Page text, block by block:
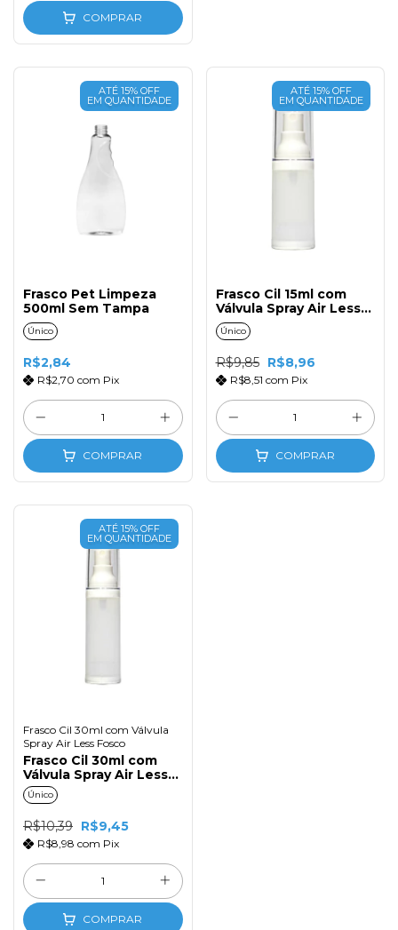
COMPRAR
ATÉ 15% OFF
EM QUANTIDADE
Frasco Pet Limpeza
500ml Sem Tampa
Único
R$2,84
R$2,70 com Pix
COMPRAR
ATÉ 15% OFF
EM QUANTIDADE
Frasco Cil 15ml com
Válvula Spray Air Less
Fosco
Único
R$9,85 R$8,96
R$8,51 com Pix
COMPRAR
ATÉ 15% OFF
EM QUANTIDADE
Frasco Cil 30ml com Válvula
Spray Air Less Fosco
Frasco Cil 30ml com
Válvula Spray Air Less
Fosco
Único
R$10,39 R$9,45
R$8,98 com Pix
COMPRAR